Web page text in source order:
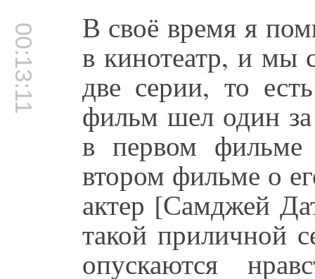
00:13:11 В своё время я
в кинотеатр, и мы
две серии, то
фильм шел один
в первом фильме
втором фильме о
актер [Самджей
такой приличной
опускаются